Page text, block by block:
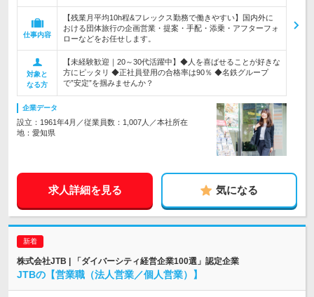
仕事内容
【残業月平均10h程&フレックス勤務で働きやすい】国内外に
おける団体旅行の企画営業・提案・手配・添乗・アフターフォ
ローなどをお任せします。
対象と
なる方
【未経験歓迎｜20～30代活躍中】◆人を喜ばせることが好きな
方にピッタリ ◆正社員登用の合格率は90％ ◆名鉄グループ
で”安定”を掴みませんか？
企業データ
設立：1961年4月／従業員数：1,007人／本社所在
地：愛知県
求人詳細を見る 気になる
株式会社JTB | 「ダイバーシティ経営企業100選」認定企業
JTBの【営業職（法人営業／個人営業）】